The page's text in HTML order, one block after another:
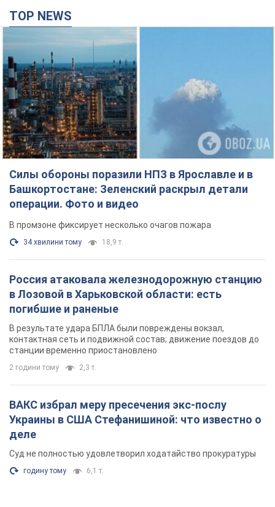
TOP NEWS
Силы обороны поразили НПЗ в Ярославле и в
Башкортостане: Зеленский раскрыл детали
операции. Фото и видео
В промзоне фиксирует несколько очагов пожара
34 хвилини тому 18,9 т.
Россия атаковала железнодорожную станцию
в Лозовой в Харьковской области: есть
погибшие и раненые
В результате удара БПЛА были повреждены вокзал,
контактная сеть и подвижной состав; движение поездов до
станции временно приостановлено
2 години тому 2,3 т.
ВАКС избрал меру пресечения экс-послу
Украины в США Стефанишиной: что известно о
деле
Суд не полностью удовлетворил ходатайство прокуратуры
годину тому 6,1 т.